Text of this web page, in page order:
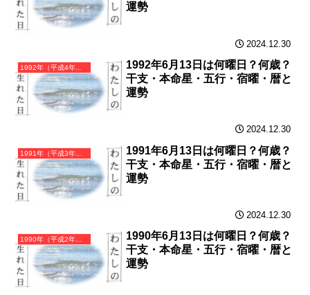
運勢
2024.12.30
1992年（平成4年）壬申（みずのえさる）・申年（さる年）カレンダー（月曜はじまり）
1992年6月13日は何曜日？何歳？
干支・本命星・五行・宿曜・暦と
運勢
2024.12.30
1991年（平成3年）辛未（かのとひつじ）・未年（ひつじ年）カレンダー（月曜はじまり）
1991年6月13日は何曜日？何歳？
干支・本命星・五行・宿曜・暦と
運勢
2024.12.30
1990年（平成2年）庚午（かのえうま）・午年（うま年）カレンダー（月曜はじまり）
1990年6月13日は何曜日？何歳？
干支・本命星・五行・宿曜・暦と
運勢